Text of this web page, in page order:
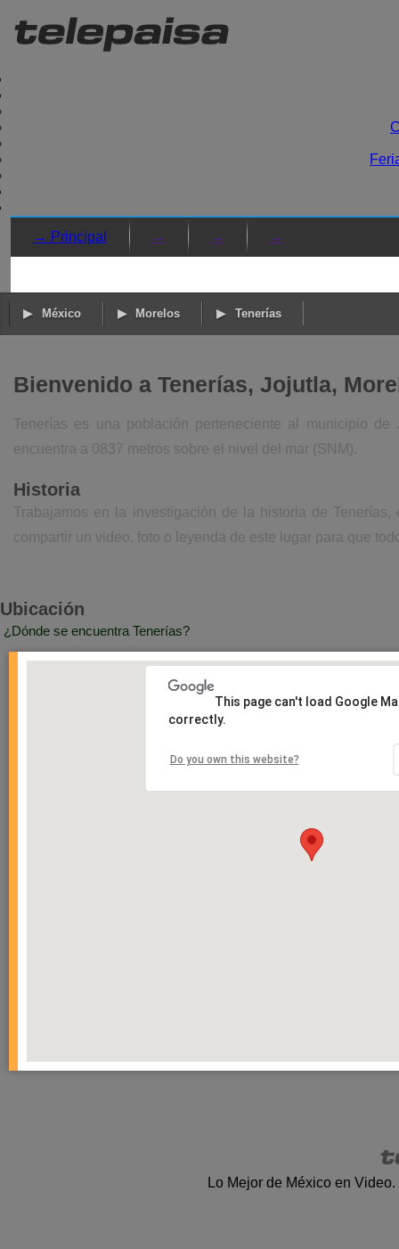
→ Principal → → →
México Morelos Tenerías
Bienvenido a Tenerías, Jojutla,
Tenerías es una población perteneciente al municipio
encuentra a 0837 metros sobre el nivel del mar (SNM).
Historia
Trabajamos en la investigación de la historia de
compartir un video, foto o leyenda de este lugar para que
Ubicación
¿Dónde se encuentra Tenerías?
This page can't load Google
correctly.
Do you own this website?
Lo Mejor de México en